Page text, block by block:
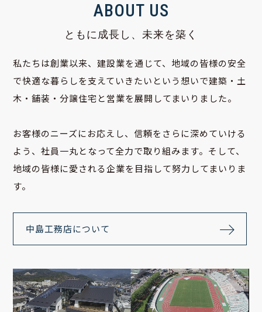
ABOUT US
ともに成長し、未来を築く
私たちは創業以来、建設業を通じて、地域の皆様の安全
で快適な暮らしを支えていきたいという想いで建築・土
木・舗装・分譲住宅と営業を展開してまいりました。
お客様のニーズにお応えし、信頼をさらに深めていける
よう、社員一丸となって全力で取り組みます。そして、
地域の皆様に愛される企業を目指して努力してまいりま
す。
中島工務店について